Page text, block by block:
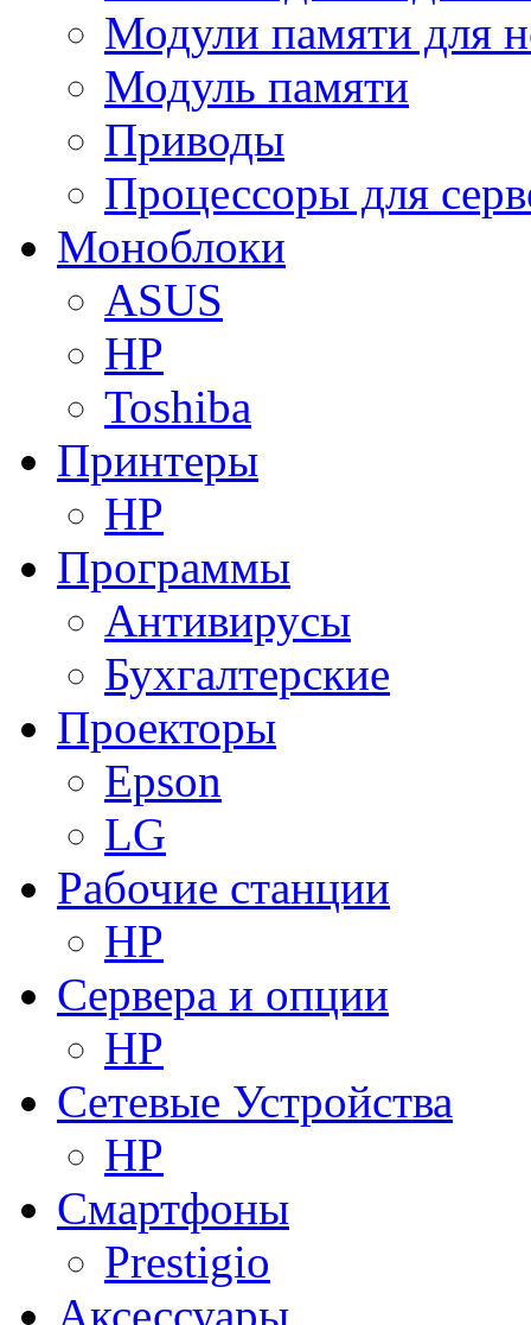
Модули памяти для
Модуль памяти
Приводы
Процессоры для
Моноблоки
ASUS
HP
Toshiba
Принтеры
HP
Программы
Антивирусы
Бухгалтерские
Проекторы
Epson
LG
Рабочие станции
HP
Сервера и опции
HP
Сетевые Устройства
HP
Смартфоны
Prestigio
Аксессуары